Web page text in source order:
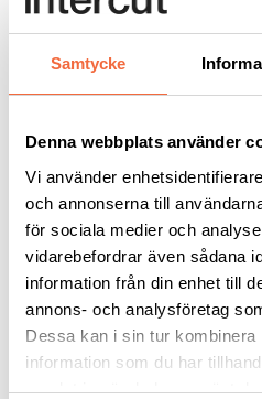
Samtycke
Denna webbplats använder
Vi använder
och annonserna till
för sociala medier och
vidarebefordrar även sådana
information från din enhet till
annons- och analysföretag
Dessa kan i sin tur kombinera
information som du har
samlat in när du har använt
HiFocus 280i neo, plasmaskärare
mellan 0,5 mm och 70 mm.
Plasmaskärare
Skärområde
Hålslag
Skärström vid 100% intermittens
Märkström
5